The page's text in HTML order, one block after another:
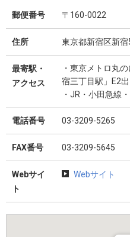
郵便番号 〒160-0022
住所 東京都新宿区新
最寄駅・
アクセス
・東京メトロ丸
宿三丁目駅」E2
・JR・小田急線
電話番号 03-3209-5265
FAX番号 03-3209-5645
Webサイ
ト
Webサイト